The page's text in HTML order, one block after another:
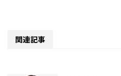
関連記事